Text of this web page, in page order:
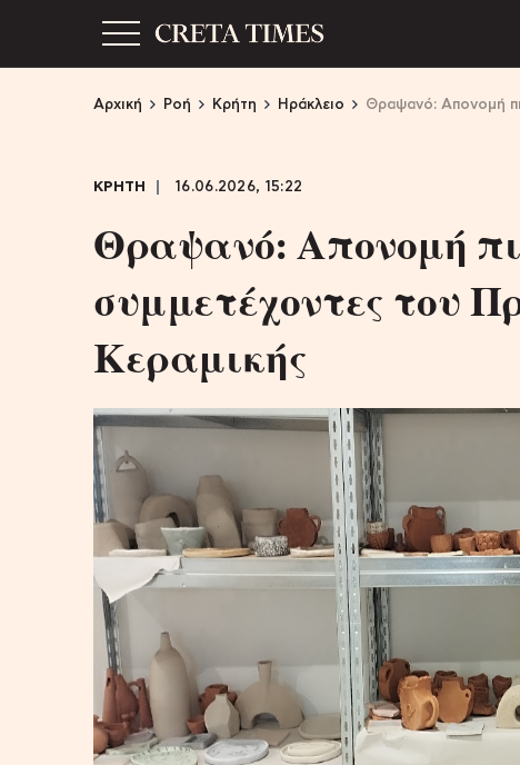
Αρχική Ροή Κρήτη Ηράκλειο Θραψανό: Απονομή
ΚΡΗΤΗ 16.06.2026, 15:22
Θραψανό: Απονομή
συμμετέχοντες του
Κεραμικής